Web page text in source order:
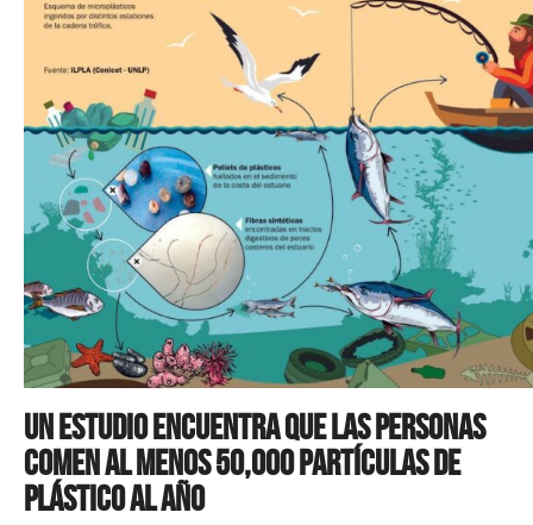
Un estudio encuentra que las personas
comen al menos 50,000 partículas de
plástico al año